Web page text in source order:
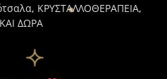
, ΚΡΥΣΤΑΛΛΟΘΕΡΑΠΕΙΑ,
ΔΩΡΑ